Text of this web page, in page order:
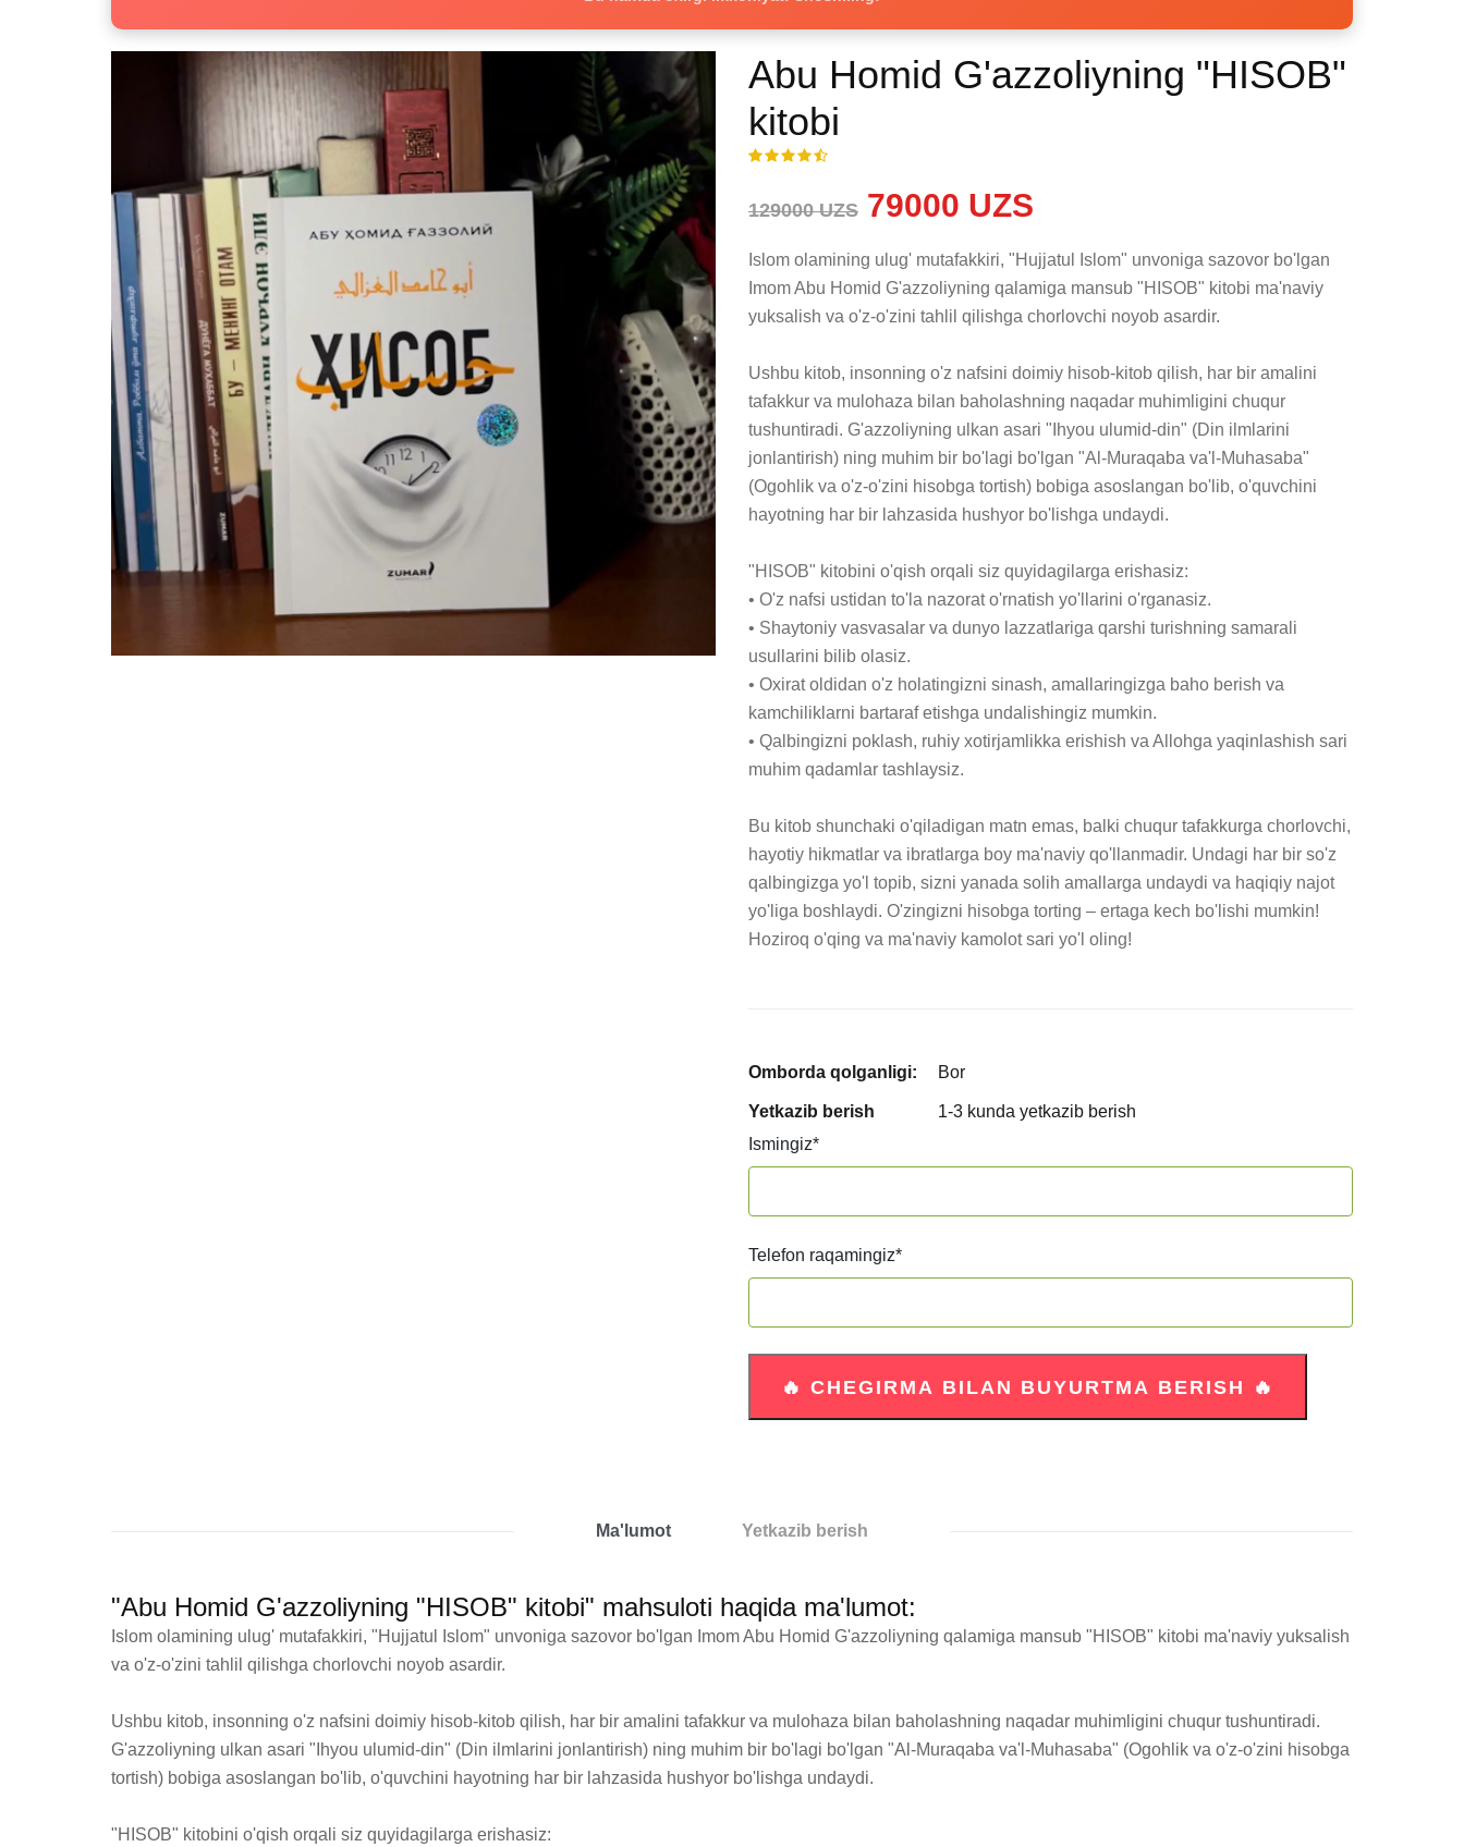
Abu Homid G'azzoliyning "HISOB"
kitobi
129000 UZS 79000 UZS
Islom olamining ulug' mutafakkiri, "Hujjatul Islom" unvoniga sazovor bo'lgan
Imom Abu Homid G'azzoliyning qalamiga mansub "HISOB" kitobi ma'naviy
yuksalish va o'z-o'zini tahlil qilishga chorlovchi noyob asardir.
Ushbu kitob, insonning o'z nafsini doimiy hisob-kitob qilish, har bir amalini
tafakkur va mulohaza bilan baholashning naqadar muhimligini chuqur
tushuntiradi. G'azzoliyning ulkan asari "Ihyou ulumid-din" (Din ilmlarini
jonlantirish) ning muhim bir bo'lagi bo'lgan "Al-Muraqaba va'l-Muhasaba"
(Ogohlik va o'z-o'zini hisobga tortish) bobiga asoslangan bo'lib, o'quvchini
hayotning har bir lahzasida hushyor bo'lishga undaydi.
"HISOB" kitobini o'qish orqali siz quyidagilarga erishasiz:
• O'z nafsi ustidan to'la nazorat o'rnatish yo'llarini o'rganasiz.
• Shaytoniy vasvasalar va dunyo lazzatlariga qarshi turishning samarali
usullarini bilib olasiz.
• Oxirat oldidan o'z holatingizni sinash, amallaringizga baho berish va
kamchiliklarni bartaraf etishga undalishingiz mumkin.
• Qalbingizni poklash, ruhiy xotirjamlikka erishish va Allohga yaqinlashish sari
muhim qadamlar tashlaysiz.
Bu kitob shunchaki o'qiladigan matn emas, balki chuqur tafakkurga chorlovchi,
hayotiy hikmatlar va ibratlarga boy ma'naviy qo'llanmadir. Undagi har bir so'z
qalbingizga yo'l topib, sizni yanada solih amallarga undaydi va haqiqiy najot
yo'liga boshlaydi. O'zingizni hisobga torting – ertaga kech bo'lishi mumkin!
Hoziroq o'qing va ma'naviy kamolot sari yo'l oling!
Omborda qolganligi: Bor
Yetkazib berish
1-3 kunda yetkazib berish
Ismingiz*
Telefon raqamingiz*
Ma'lumot Yetkazib berish
"Abu Homid G'azzoliyning "HISOB" kitobi" mahsuloti haqida ma'lumot:
Islom olamining ulug' mutafakkiri, "Hujjatul Islom" unvoniga sazovor bo'lgan Imom Abu Homid G'azzoliyning qalamiga mansub "HISOB" kitobi ma'naviy yuksalish
va o'z-o'zini tahlil qilishga chorlovchi noyob asardir.
Ushbu kitob, insonning o'z nafsini doimiy hisob-kitob qilish, har bir amalini tafakkur va mulohaza bilan baholashning naqadar muhimligini chuqur tushuntiradi.
G'azzoliyning ulkan asari "Ihyou ulumid-din" (Din ilmlarini jonlantirish) ning muhim bir bo'lagi bo'lgan "Al-Muraqaba va'l-Muhasaba" (Ogohlik va o'z-o'zini hisobga
tortish) bobiga asoslangan bo'lib, o'quvchini hayotning har bir lahzasida hushyor bo'lishga undaydi.
"HISOB" kitobini o'qish orqali siz quyidagilarga erishasiz: